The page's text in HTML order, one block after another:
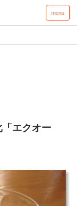
menu
エクオー